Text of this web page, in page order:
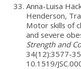
Anna-Luisa
Henderson,
Motor skills of
and severe
Strength and
34(12):3577-
10.1519/